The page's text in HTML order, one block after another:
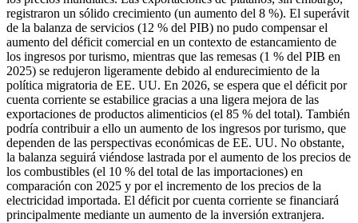
registraron un sólido crecimiento (un aumento del 8 %). El superávit
de la balanza de servicios (12 % del PIB) no pudo compensar el
aumento del déficit comercial en un contexto de estancamiento de
los ingresos por turismo, mientras que las remesas (1 % del PIB en
2025) se redujeron ligeramente debido al endurecimiento de la
política migratoria de EE. UU. En 2026, se espera que el déficit por
cuenta corriente se estabilice gracias a una ligera mejora de las
exportaciones de productos alimenticios (el 85 % del total). También
podría contribuir a ello un aumento de los ingresos por turismo, que
dependen de las perspectivas económicas de EE. UU. No obstante,
la balanza seguirá viéndose lastrada por el aumento de los precios de
los combustibles (el 10 % del total de las importaciones) en
comparación con 2025 y por el incremento de los precios de la
electricidad importada. El déficit por cuenta corriente se financiará
principalmente mediante un aumento de la inversión extranjera.